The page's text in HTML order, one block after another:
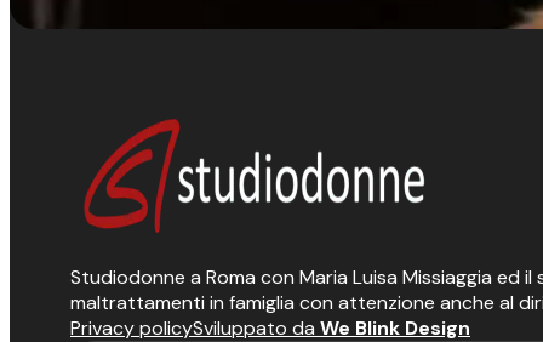
Studiodonne a Roma con Maria Luisa Missiaggia ed
maltrattamenti in famiglia con attenzione anche al
Privacy policySviluppato da We Blink Design